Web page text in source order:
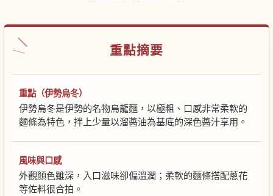
重點摘要
重點（伊勢烏冬）
伊勢烏冬是伊勢的名物烏龍麵，以極粗、口感非常柔軟的
麵條為特色，拌上少量以溜醬油為基底的深色醬汁享用。
風味與口感
外觀顏色雖深，入口滋味卻偏溫潤；柔軟的麵條搭配蔥花
等佐料很合拍。